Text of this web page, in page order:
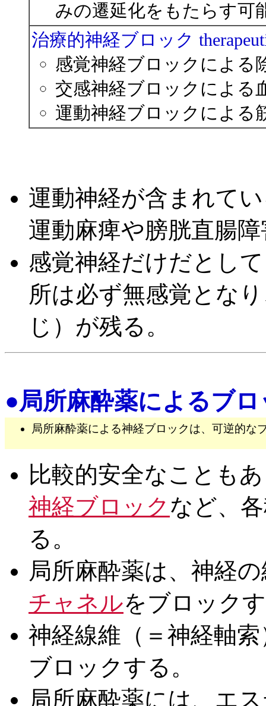
みの遷延化をもたらす可
治療的神経ブロック
感覚神経ブロックによる
交感神経ブロックによる
運動神経ブロックによる
運動神経が含まれて
運動麻痺や膀胱直腸
感覚神経だけだとし
所は必ず無感覚とな
じ）が残る。
●局所麻酔薬によるブ
局所麻酔薬による神経ブロックは、可逆的な
比較的安全なことも
神経ブロック など、
る。
局所麻酔薬は、神経
チャネルをブロック
神経線維（＝神経軸
ブロックする。
局所麻酔薬には、エ